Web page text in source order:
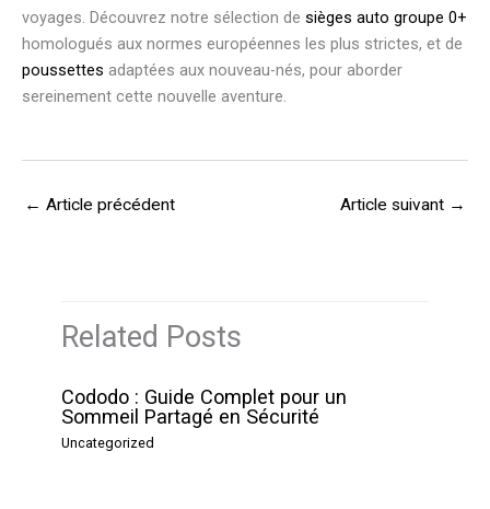
voyages. Découvrez notre sélection de sièges auto groupe 0+
homologués aux normes européennes les plus strictes, et de
poussettes adaptées aux nouveau-nés, pour aborder
sereinement cette nouvelle aventure.
← Article précédent Article suivant →
Related Posts
Cododo : Guide Complet pour un
Sommeil Partagé en Sécurité
Uncategorized